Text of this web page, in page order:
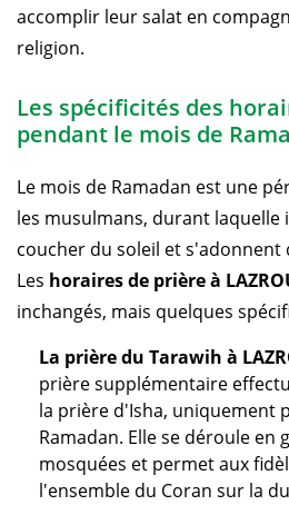
accomplir leur salat en
religion.
Les spécificités des
pendant le mois de
Le mois de Ramadan est une
les musulmans, durant laquelle
coucher du soleil et s'adonnent
Les horaires de prière à
inchangés, mais quelques
La prière du Tarawih à
prière supplémentaire
la prière d'Isha, uniquement
Ramadan. Elle se déroule en
mosquées et permet aux
l'ensemble du Coran sur la